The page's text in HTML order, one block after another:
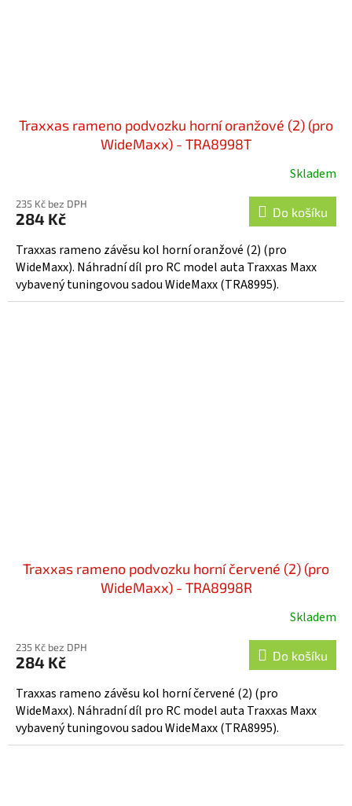
Traxxas rameno podvozku horní oranžové (2) (pro
WideMaxx) - TRA8998T
Skladem
235 Kč bez DPH
284 Kč Do košíku
Traxxas rameno závěsu kol horní oranžové (2) (pro
WideMaxx). Náhradní díl pro RC model auta Traxxas Maxx
vybavený tuningovou sadou WideMaxx (TRA8995).
Traxxas rameno podvozku horní červené (2) (pro
WideMaxx) - TRA8998R
Skladem
235 Kč bez DPH
284 Kč Do košíku
Traxxas rameno závěsu kol horní červené (2) (pro
WideMaxx). Náhradní díl pro RC model auta Traxxas Maxx
vybavený tuningovou sadou WideMaxx (TRA8995).